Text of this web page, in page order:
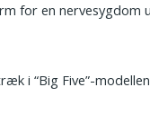
for en nervesygdom
i “Big Five”-